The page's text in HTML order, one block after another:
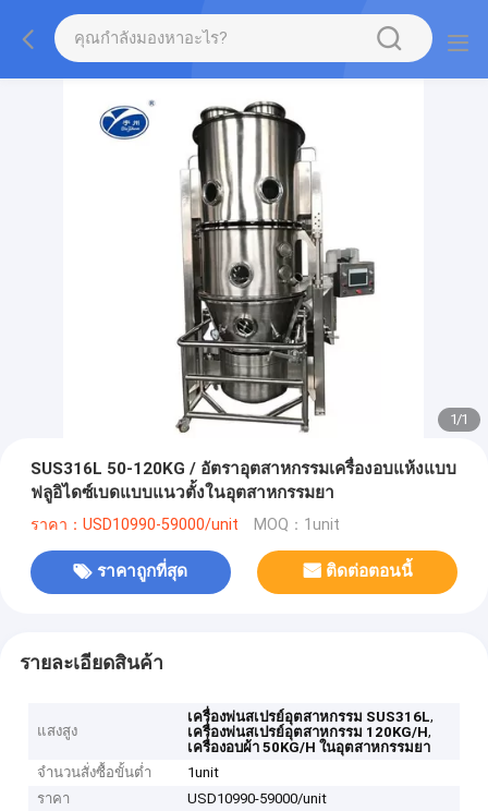
1/1
SUS316L 50-120KG / อัตราอุตสาหกรรมเครื่องอบแห้งแบบ
ฟลูอิไดซ์เบดแบบแนวตั้งในอุตสาหกรรมยา
ราคา：USD10990-59000/unit MOQ：1unit
ราคาถูกที่สุด ติดต่อตอนนี้
รายละเอียดสินค้า
แสงสูง
เครื่องพ่นสเปรย์อุตสาหกรรม SUS316L,
เครื่องพ่นสเปรย์อุตสาหกรรม 120KG/H,
เครื่องอบผ้า 50KG/H ในอุตสาหกรรมยา
จำนวนสั่งซื้อขั้นต่ำ
1unit
ราคา
USD10990-59000/unit